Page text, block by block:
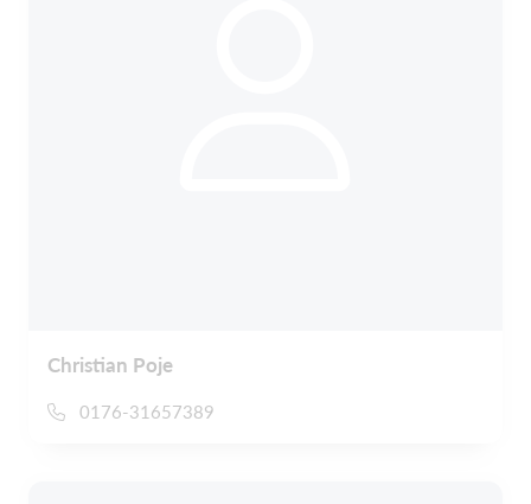
Christian Poje
0176-31657389